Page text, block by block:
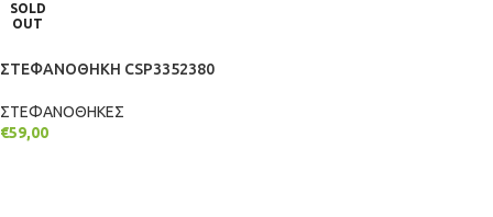
διαθέτει σατέν & βελούδινο ύφασμα.
SOLD
OUT
ΣΤΕΦΑΝΟΘΗΚΗ CSP3352380
ΣΤΕΦΑΝΟΘΗΚΕΣ
€59,00